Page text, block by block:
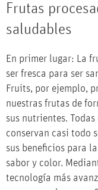
Frutas
saludables
En primer lugar: La
ser fresca para ser
Fruits, por ejemplo,
nuestras frutas de
sus nutrientes.
conservan casi todo
sus beneficios para
sabor y color.
tecnología más